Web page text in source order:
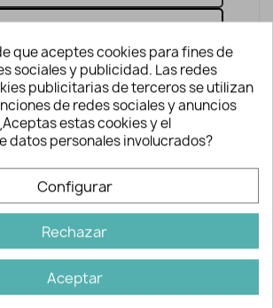
A LA CESTA
y detalles
confeccionar bolsos con forma
que aceptes cookies para fines de
sociales y publicidad. Las redes
publicitarias de terceros se utilizan
de redes sociales y anuncios
estas cookies y el
datos personales involucrados?
Configurar
Rechazar
Aceptar